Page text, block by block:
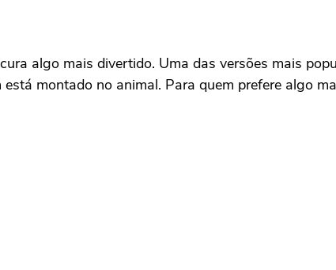
algo mais divertido. Uma das versões mais
montado no animal. Para quem prefere algo